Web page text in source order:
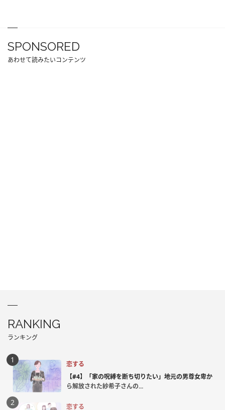
SPONSORED
あわせて読みたいコンテンツ
RANKING
ランキング
恋する
【#4】「家の呪縛を断ち切りたい」地元の男尊女卑か
ら解放された紗希子さんの...
恋する